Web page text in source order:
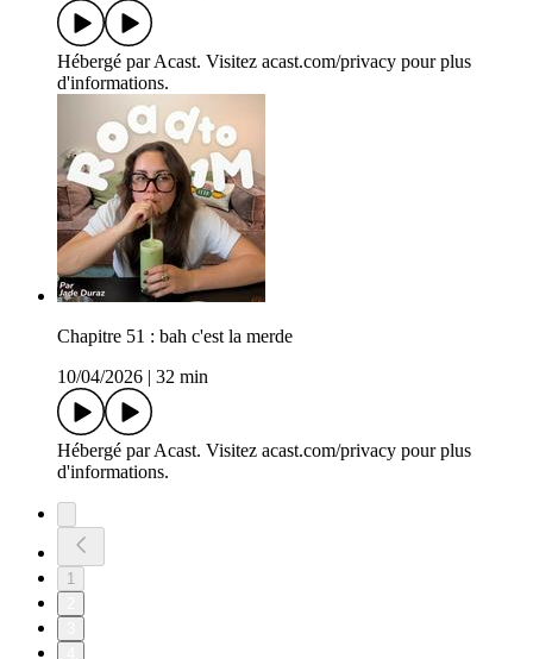
Hébergé par Acast. Visitez acast.com/privacy pour plus
d'informations.
Chapitre 51 : bah c'est la merde
10/04/2026
32 min
Hébergé par Acast. Visitez acast.com/privacy pour plus
d'informations.
1